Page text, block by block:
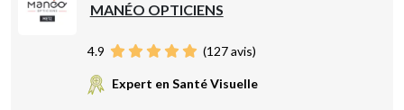
MANÉO OPTICIENS
4.9 (127avis)
Expert en Santé Visuelle